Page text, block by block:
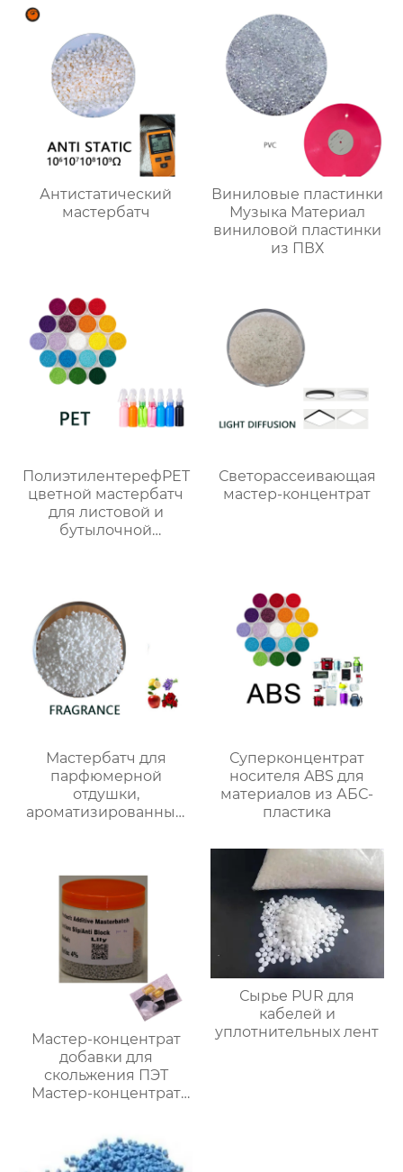
Антистатический
мастербатч
Виниловые пластинки
Музыка Материал
виниловой пластинки
из ПВХ
ПолиэтилентерефPET
цветной мастербатч
для листовой и
бутылочной
Светорассеивающая
мастер-концентрат
Мастербатч для
парфюмерной
отдушки,
ароматизированный
Суперконцентрат
носителя ABS для
материалов из АБС-
пластика
Мастер-концентрат
добавки для
скольжения ПЭТ
Мастер-концентрат
Сырье PUR для
кабелей и
уплотнительных лент